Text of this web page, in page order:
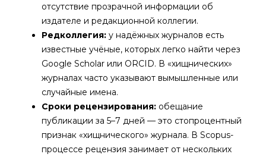
отсутствие прозрачной информации об
издателе и редакционной коллегии.
Редколлегия: у надёжных журналов есть
известные учёные, которых легко найти через
Google Scholar или ORCID. В «хищнических»
журналах часто указывают вымышленные или
случайные имена.
Сроки рецензирования: обещание
публикации за 5–7 дней — это стопроцентный
признак «хищнического» журнала. В Scopus-
процессе рецензия занимает от нескольких